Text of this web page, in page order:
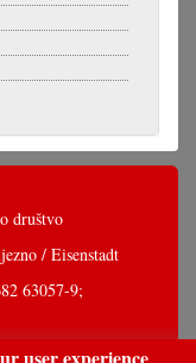
društvo
/ Eisenstadt
63057-9;